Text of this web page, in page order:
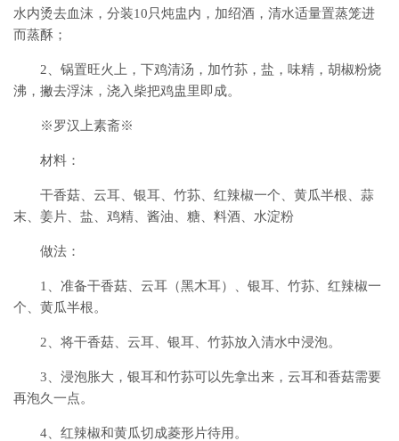
水内烫去血沫，分装10只炖盅内，加绍酒，清水适量置蒸笼进
而蒸酥；
2、锅置旺火上，下鸡清汤，加竹荪，盐，味精，胡椒粉烧
沸，撇去浮沫，浇入柴把鸡盅里即成。
※罗汉上素斋※
材料：
干香菇、云耳、银耳、竹荪、红辣椒一个、黄瓜半根、蒜
末、姜片、盐、鸡精、酱油、糖、料酒、水淀粉
做法：
1、准备干香菇、云耳（黑木耳）、银耳、竹荪、红辣椒一
个、黄瓜半根。
2、将干香菇、云耳、银耳、竹荪放入清水中浸泡。
3、浸泡胀大，银耳和竹荪可以先拿出来，云耳和香菇需要
再泡久一点。
4、红辣椒和黄瓜切成菱形片待用。